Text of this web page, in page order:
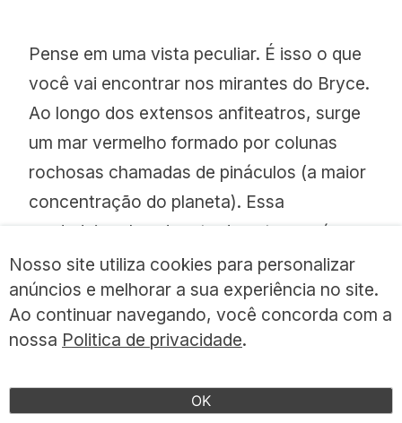
Pense em uma vista peculiar. É isso o que
você vai encontrar nos mirantes do Bryce.
Ao longo dos extensos anfiteatros, surge
um mar vermelho formado por colunas
rochosas chamadas de pináculos (a maior
concentração do planeta). Essa
verdadeira obra de arte da natureza é um
fenômeno natural provocado pela água.
Isso devido a um processo de
congelamento e descongelamento, que
acontece ao longo do ano.
fissuras que esculpem naturalmente as
Nosso site utiliza cookies para personalizar
anúncios e melhorar a sua experiência no site.
Ao continuar navegando, você concorda com a
nossa Politica de privacidade.
OK